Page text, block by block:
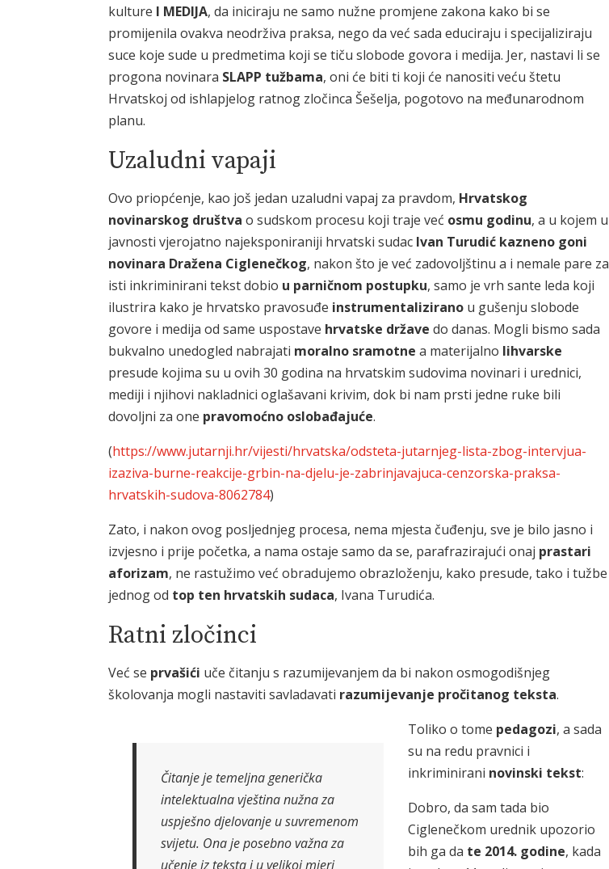
kulture I MEDIJA, da iniciraju ne samo nužne promjene zakona kako bi se
promijenila ovakva neodrživa praksa, nego da već sada educiraju i specijaliziraju
suce koje sude u predmetima koji se tiču slobode govora i medija. Jer, nastavi li se
progona novinara SLAPP tužbama, oni će biti ti koji će nanositi veću štetu
Hrvatskoj od ishlapjelog ratnog zločinca Šešelja, pogotovo na međunarodnom
planu.
Uzaludni vapaji
Ovo priopćenje, kao još jedan uzaludni vapaj za pravdom, Hrvatskog
novinarskog društva o sudskom procesu koji traje već osmu godinu, a u kojem u
javnosti vjerojatno najeksponiraniji hrvatski sudac Ivan Turudić kazneno goni
novinara Dražena Ciglenečkog, nakon što je već zadovoljštinu a i nemale pare za
isti inkriminirani tekst dobio u parničnom postupku, samo je vrh sante leda koji
ilustrira kako je hrvatsko pravosuđe instrumentalizirano u gušenju slobode
govore i medija od same uspostave hrvatske države do danas. Mogli bismo sada
bukvalno unedogled nabrajati moralno sramotne a materijalno lihvarske
presude kojima su u ovih 30 godina na hrvatskim sudovima novinari i urednici,
mediji i njihovi nakladnici oglašavani krivim, dok bi nam prsti jedne ruke bili
dovoljni za one pravomoćno oslobađajuće.
(https://www.jutarnji.hr/vijesti/hrvatska/odsteta-jutarnjeg-lista-zbog-intervjua-
izaziva-burne-reakcije-grbin-na-djelu-je-zabrinjavajuca-cenzorska-praksa-
hrvatskih-sudova-8062784)
Zato, i nakon ovog posljednjeg procesa, nema mjesta čuđenju, sve je bilo jasno i
izvjesno i prije početka, a nama ostaje samo da se, parafrazirajući onaj prastari
aforizam, ne rastužimo već obradujemo obrazloženju, kako presude, tako i tužbe
jednog od top ten hrvatskih sudaca, Ivana Turudića.
Ratni zločinci
Već se prvašići uče čitanju s razumijevanjem da bi nakon osmogodišnjeg
školovanja mogli nastaviti savladavati razumijevanje pročitanog teksta.
Čitanje je temeljna generička
intelektualna vještina nužna za
uspješno djelovanje u suvremenom
svijetu. Ona je posebno važna za
učenje iz teksta i u velikoj mjeri
Toliko o tome pedagozi, a sada
su na redu pravnici i
inkriminirani novinski tekst:
Dobro, da sam tada bio
Ciglenečkom urednik upozorio
bih ga da te 2014. godine, kada